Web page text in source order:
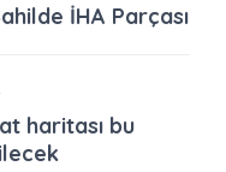
İHA Parçası
haritası bu